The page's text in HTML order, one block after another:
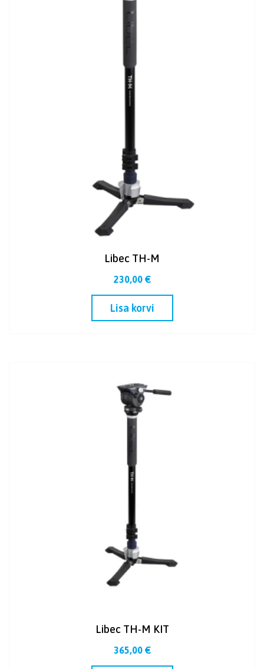
Libec TH-M
230,00 €
Lisa korvi
Libec TH-M KIT
365,00 €